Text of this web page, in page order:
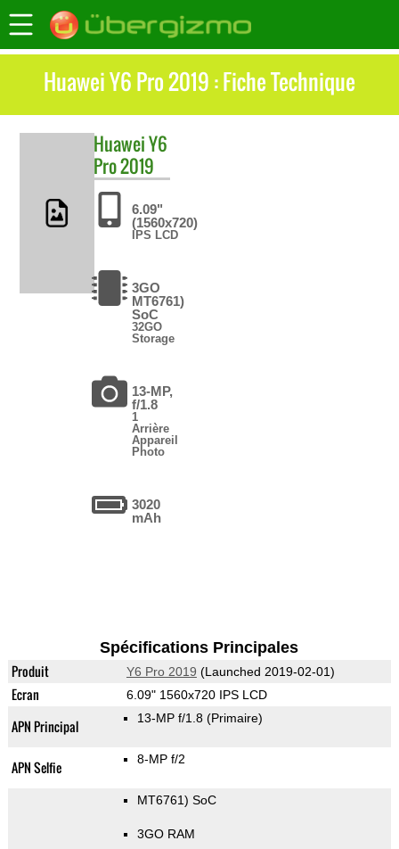
Huawei Y6 Pro 2019 : Fiche Technique
HuaweiY6
Pro 2019
6.09"
(1560x720)
IPS LCD
3GO
MT6761)
SoC
32GO
Storage
13-MP,
f/1.8
1
Arrière
Appareil
Photo
3020
mAh
Spécifications Principales
Produit Y6 Pro 2019 (Launched 2019-02-01)
Ecran 6.09" 1560x720 IPS LCD
APN Principal 13-MP f/1.8 (Primaire)
APN Selfie 8-MP f/2
MT6761) SoC
3GO RAM